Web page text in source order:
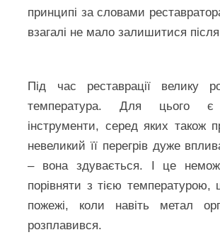
принципі за словами
взагалі не мало залишитися після
Під час реставрації велику
температура. Для цього є
інструменти, серед яких також
невеликий її перегрів дуже
– вона здувається. І це
порівняти з тією
пожежі, коли навіть метал
розплавився.